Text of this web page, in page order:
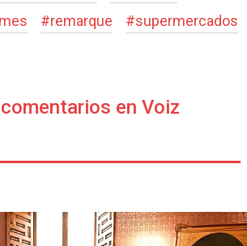
#remarque #supermercados
en Voiz